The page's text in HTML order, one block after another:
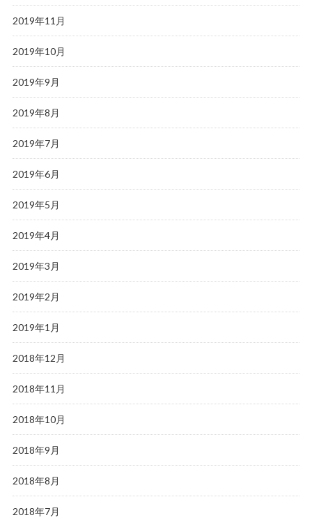
2019年11月
2019年10月
2019年9月
2019年8月
2019年7月
2019年6月
2019年5月
2019年4月
2019年3月
2019年2月
2019年1月
2018年12月
2018年11月
2018年10月
2018年9月
2018年8月
2018年7月